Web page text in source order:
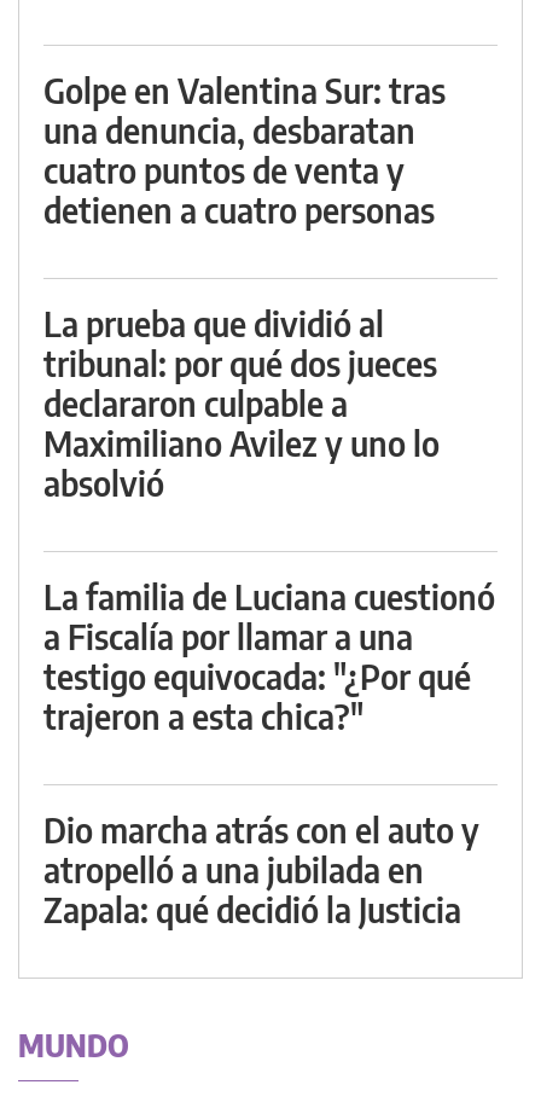
Golpe en Valentina Sur: tras
una denuncia, desbaratan
cuatro puntos de venta y
detienen a cuatro personas
La prueba que dividió al
tribunal: por qué dos jueces
declararon culpable a
Maximiliano Avilez y uno lo
absolvió
La familia de Luciana cuestionó
a Fiscalía por llamar a una
testigo equivocada: "¿Por qué
trajeron a esta chica?"
Dio marcha atrás con el auto y
atropelló a una jubilada en
Zapala: qué decidió la Justicia
MUNDO